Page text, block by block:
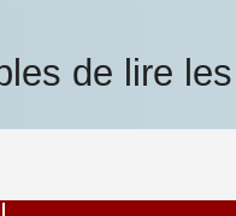
de lire